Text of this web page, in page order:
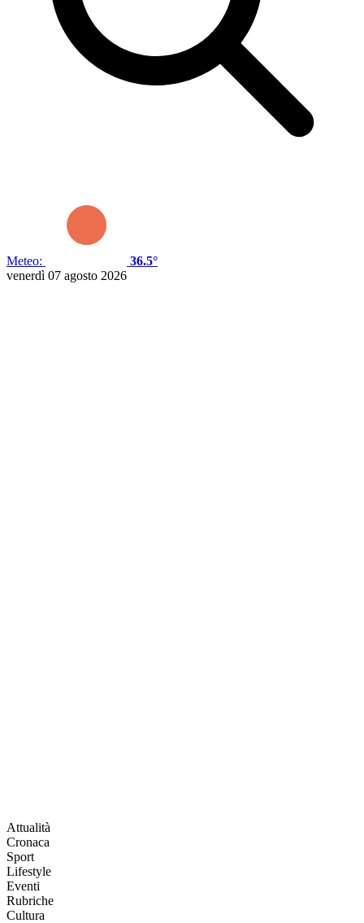
Meteo:
36.5°
venerdì 07 agosto 2026
Attualità
Cronaca
Sport
Lifestyle
Eventi
Rubriche
Cultura